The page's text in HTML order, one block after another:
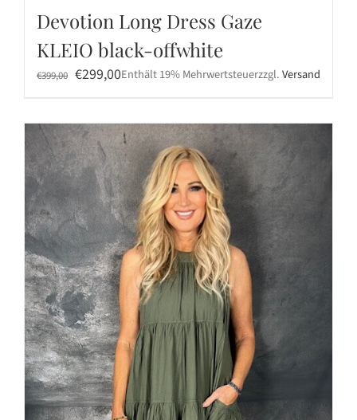
Devotion Long Dress Gaze
KLEIO black-offwhite
€399,00 Ursprünglicher
€399,00
€299,00Aktueller
€299,00.
Enthält 19% Mehrwertsteuerzzgl.Versand